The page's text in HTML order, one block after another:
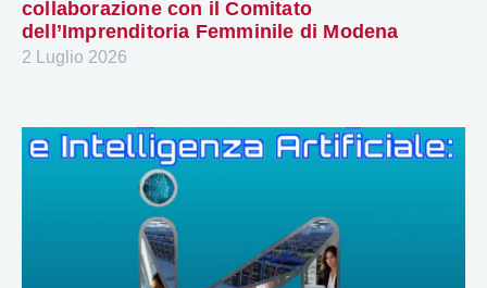
collaborazione con il Comitato
dell’Imprenditoria Femminile di Modena
2 Luglio 2026